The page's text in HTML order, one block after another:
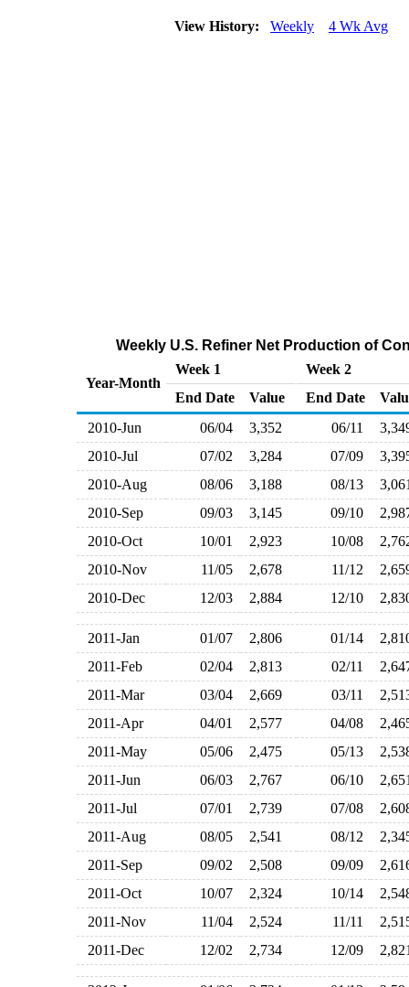
View History: Weekly 4 Wk Avg
Weekly U.S. Refiner Net Production of
Year-Month
Week 1
Week 2
End Date
Value End Date
2010-Jun
06/04 3,352 06/11
2010-Jul
07/02 3,284 07/09
2010-Aug
08/06 3,188 08/13
2010-Sep
09/03 3,145 09/10
2010-Oct
10/01 2,923 10/08
2010-Nov
11/05 2,678 11/12
2010-Dec
12/03 2,884 12/10
2011-Jan 01/07 2,806 01/14
2011-Feb
02/04 2,813 02/11
2011-Mar
03/04 2,669 03/11
2011-Apr
04/01 2,577 04/08
2011-May
05/06 2,475 05/13
2011-Jun
06/03 2,767 06/10
2011-Jul
07/01 2,739 07/08
2011-Aug
08/05 2,541 08/12
2011-Sep
09/02 2,508 09/09
2011-Oct
10/07 2,324 10/14
2011-Nov
11/04 2,524 11/11
2011-Dec
12/02 2,734 12/09